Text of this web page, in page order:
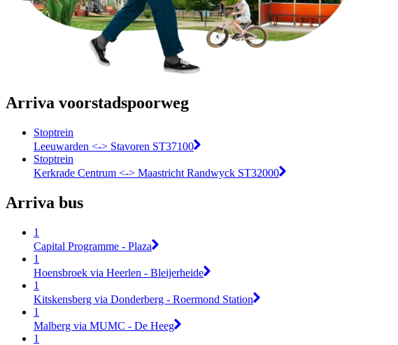
Arriva voorstadspoorweg
Stoptrein
Leeuwarden <-> Stavoren ST37100
Stoptrein
Kerkrade Centrum <-> Maastricht Randwyck ST32000
Arriva bus
1
Capital Programme - Plaza
1
Hoensbroek via Heerlen - Bleijerheide
1
Kitskensberg via Donderberg - Roermond Station
1
Malberg via MUMC - De Heeg
1